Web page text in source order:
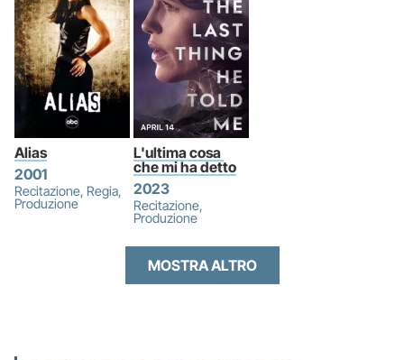
Alias
2001
Recitazione, Regia,
Produzione
L'ultima cosa
che mi ha detto
2023
Recitazione,
Produzione
MOSTRA ALTRO